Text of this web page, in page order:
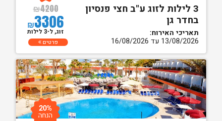
3 לילות לזוג ע"ב חצי פנסיון
בחדר גן
תאריכי האירוח:
13/08/2026 עד 16/08/2026
₪4200
₪3306
זוג, ל-3 לילות
פרטים
20%
הנחה